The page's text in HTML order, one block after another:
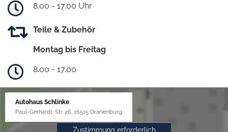
8.00 - 17.00 Uhr
Teile & Zubehör
Montag bis Freitag
8.00 - 17.00
Autohaus Schlinke
Paul-Gerhardt-Str. 26, 16515 Oranienburg
Zustimmung erforderlich